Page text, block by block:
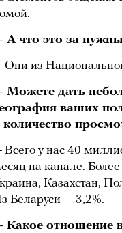
А что это за
Они из
Можете дать
ваших
количество
у нас 40
на канале.
Казахстан,
Беларуси — 3,2%.
Какое отношение